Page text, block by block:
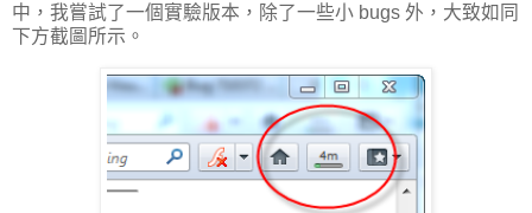
中，我嘗試了一個實驗版本，除了一些小 bugs 外，大致如同
下方截圖所示。